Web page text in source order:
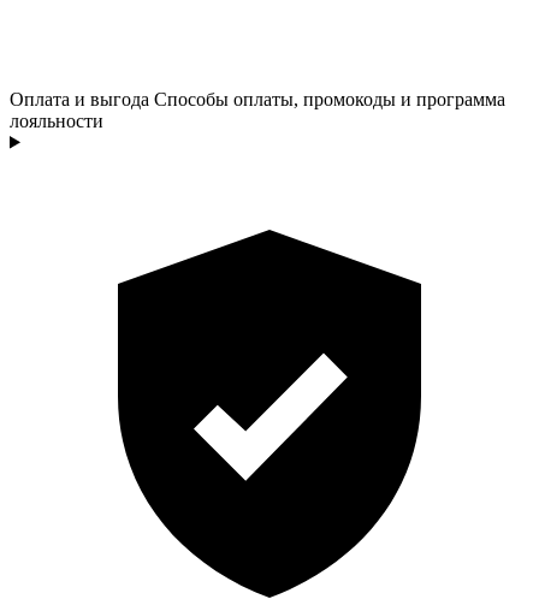
Оплата и выгода Способы оплаты, промокоды и программа
лояльности